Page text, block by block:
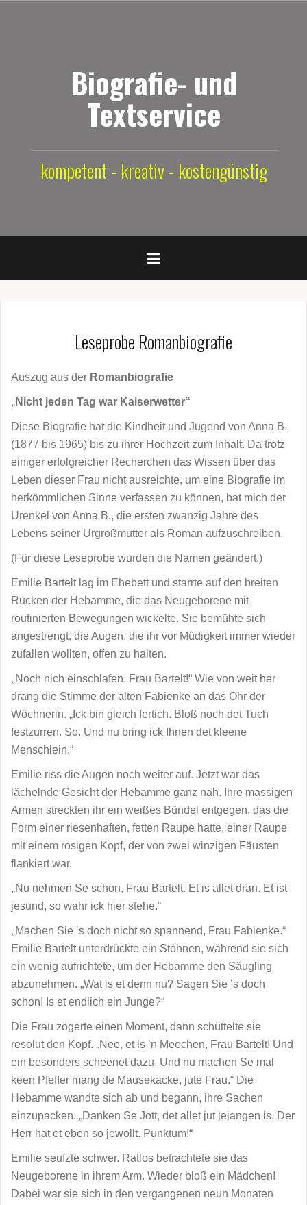
Biografie- und
Textservice
kompetent - kreativ - kostengünstig
Leseprobe Romanbiografie
Auszug aus der Romanbiografie
„Nicht jeden Tag war Kaiserwetter“
Diese Biografie hat die Kindheit und Jugend von Anna B.
(1877 bis 1965) bis zu ihrer Hochzeit zum Inhalt. Da trotz
einiger erfolgreicher Recherchen das Wissen über das
Leben dieser Frau nicht ausreichte, um eine Biografie im
herkömmlichen Sinne verfassen zu können, bat mich der
Urenkel von Anna B., die ersten zwanzig Jahre des
Lebens seiner Urgroßmutter als Roman aufzuschreiben.
(Für diese Leseprobe wurden die Namen geändert.)
Emilie Bartelt lag im Ehebett und starrte auf den breiten
Rücken der Hebamme, die das Neugeborene mit
routinierten Bewegungen wickelte. Sie bemühte sich
angestrengt, die Augen, die ihr vor Müdigkeit immer wieder
zufallen wollten, offen zu halten.
„Noch nich einschlafen, Frau Bartelt!“ Wie von weit her
drang die Stimme der alten Fabienke an das Ohr der
Wöchnerin. „Ick bin gleich fertich. Bloß noch det Tuch
festzurren. So. Und nu bring ick Ihnen det kleene
Menschlein.“
Emilie riss die Augen noch weiter auf. Jetzt war das
lächelnde Gesicht der Hebamme ganz nah. Ihre massigen
Armen streckten ihr ein weißes Bündel entgegen, das die
Form einer riesenhaften, fetten Raupe hatte, einer Raupe
mit einem rosigen Kopf, der von zwei winzigen Fäusten
flankiert war.
„Nu nehmen Se schon, Frau Bartelt. Et is allet dran. Et ist
jesund, so wahr ick hier stehe.“
„Machen Sie ’s doch nicht so spannend, Frau Fabienke.“
Emilie Bartelt unterdrückte ein Stöhnen, während sie sich
ein wenig aufrichtete, um der Hebamme den Säugling
abzunehmen. „Wat is et denn nu? Sagen Sie ’s doch
schon! Is et endlich ein Junge?“
Die Frau zögerte einen Moment, dann schüttelte sie
resolut den Kopf. „Nee, et is ’n Meechen, Frau Bartelt! Und
ein besonders scheenet dazu. Und nu machen Se mal
keen Pfeffer mang de Mausekacke, jute Frau.“ Die
Hebamme wandte sich ab und begann, ihre Sachen
einzupacken. „Danken Se Jott, det allet jut jejangen is. Der
Herr hat et eben so jewollt. Punktum!“
Emilie seufzte schwer. Ratlos betrachtete sie das
Neugeborene in ihrem Arm. Wieder bloß ein Mädchen!
Dabei war sie sich in den vergangenen neun Monaten